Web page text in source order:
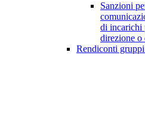
Sanzioni
di incarichi
direzione o
Rendiconti